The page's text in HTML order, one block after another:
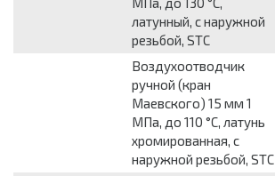
латунный, c наружной
резьбой, STC
Воздухоотводчик
ручной (кран
Маевского) 15 мм 1
МПа, до 110 °C, латунь
хромированная, c
наружной резьбой, STC